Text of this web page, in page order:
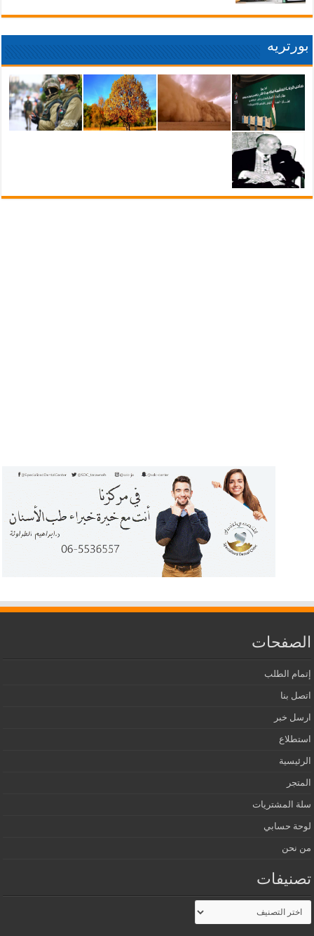
بورتريه
الصفحات
إتمام الطلب
اتصل بنا
ارسل خبر
استطلاع
الرئيسية
المتجر
سلة المشتريات
لوحة حسابي
من نحن
تصنيفات
تصنيفات